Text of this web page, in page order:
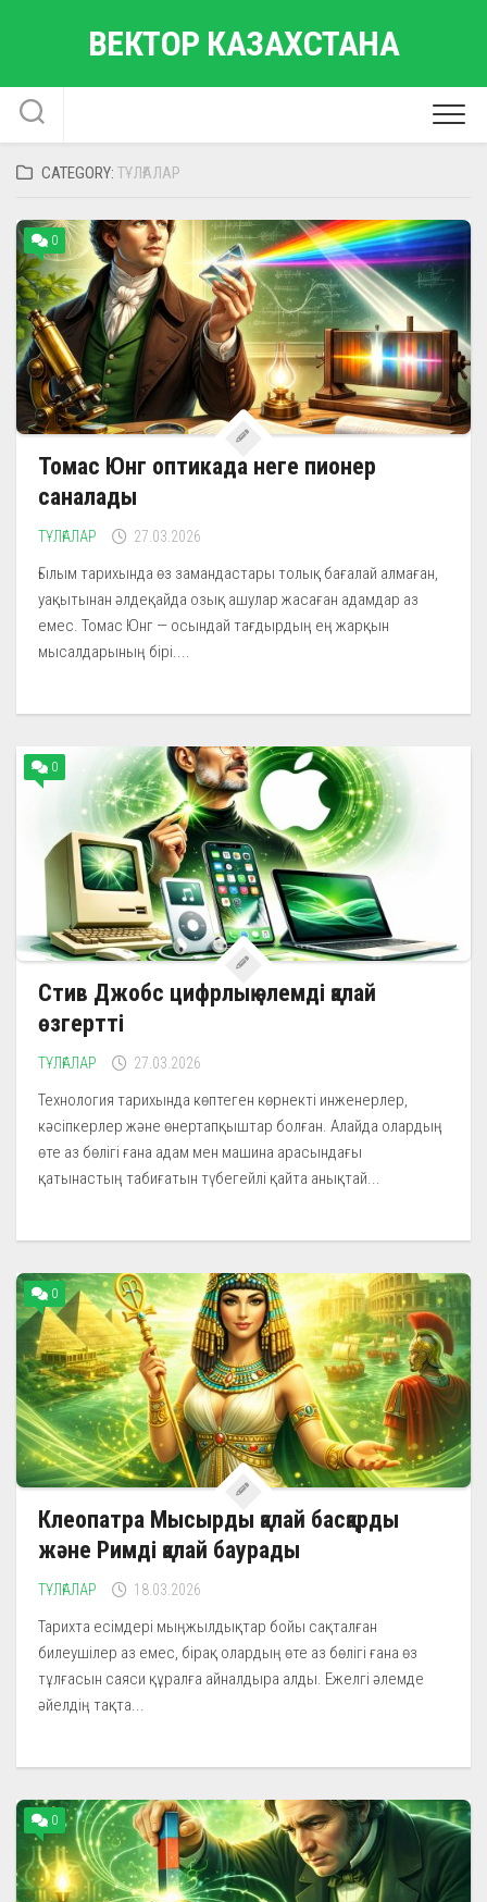
ВЕКТОР КАЗАХСТАНА
CATEGORY: ТҰЛҒАЛАР
0
Томас Юнг оптикада неге пионер
саналады
ТҰЛҒАЛАР 27.03.2026
Ғылым тарихында өз замандастары толық бағалай алмаған,
уақытынан әлдеқайда озық ашулар жасаған адамдар аз
емес. Томас Юнг — осындай тағдырдың ең жарқын
мысалдарының бірі....
0
Стив Джобс цифрлық әлемді қалай
өзгертті
ТҰЛҒАЛАР 27.03.2026
Технология тарихында көптеген көрнекті инженерлер,
кәсіпкерлер және өнертапқыштар болған. Алайда олардың
өте аз бөлігі ғана адам мен машина арасындағы
қатынастың табиғатын түбегейлі қайта анықтай...
0
Клеопатра Мысырды қалай басқарды
және Римді қалай баурады
ТҰЛҒАЛАР 18.03.2026
Тарихта есімдері мыңжылдықтар бойы сақталған
билеушілер аз емес, бірақ олардың өте аз бөлігі ғана өз
тұлғасын саяси құралға айналдыра алды. Ежелгі әлемде
әйелдің тақта...
0